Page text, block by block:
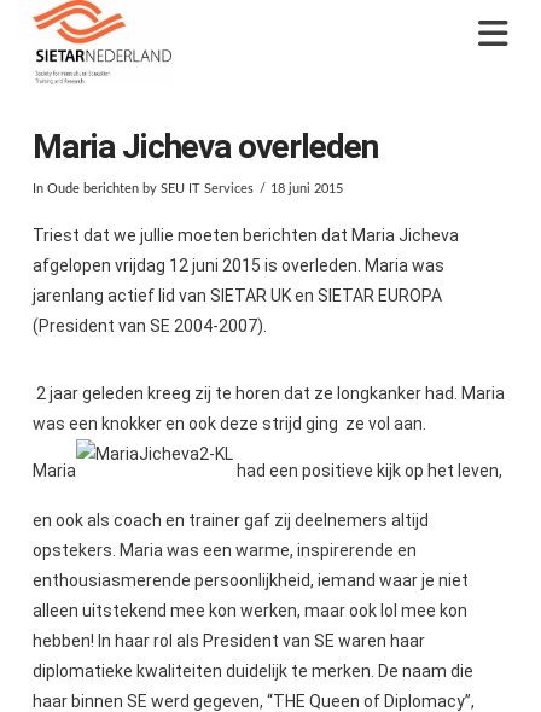
Maria Jicheva overleden
In Oude berichtenby SEU IT Services 18 juni 2015
Triest dat we jullie moeten berichten dat Maria Jicheva
afgelopen vrijdag 12 juni 2015 is overleden. Maria was
jarenlang actief lid van SIETAR UK en SIETAR EUROPA
(President van SE 2004-2007).
2 jaar geleden kreeg zij te horen dat ze longkanker had. Maria
was een knokker en ook deze strijd ging ze vol aan.
Maria had een positieve kijk op het leven,
en ook als coach en trainer gaf zij deelnemers altijd
opstekers. Maria was een warme, inspirerende en
enthousiasmerende persoonlijkheid, iemand waar je niet
alleen uitstekend mee kon werken, maar ook lol mee kon
hebben! In haar rol als President van SE waren haar
diplomatieke kwaliteiten duidelijk te merken. De naam die
haar binnen SE werd gegeven, “THE Queen of Diplomacy”,